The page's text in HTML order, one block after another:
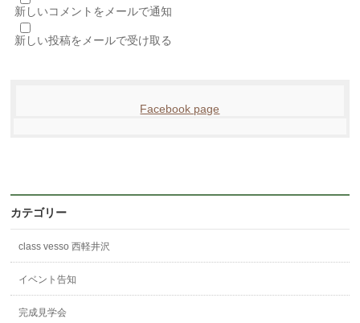
新しいコメントをメールで通知
新しい投稿をメールで受け取る
Facebook page
カテゴリー
class vesso 西軽井沢
イベント告知
完成見学会